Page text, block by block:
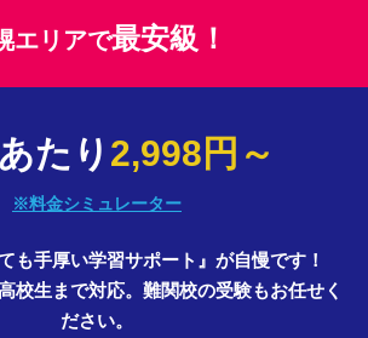
エリアで最安級！
たり 2,998円～
※料金シミュレーター
も手厚い学習サポート』が自慢です！
校生まで対応。難関校の受験もお任せく
ださい。